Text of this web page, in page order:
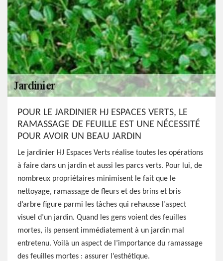
POUR LE JARDINIER HJ ESPACES VERTS, LE
RAMASSAGE DE FEUILLE EST UNE NÉCESSITÉ
POUR AVOIR UN BEAU JARDIN
Le jardinier HJ Espaces Verts réalise toutes les opérations
à faire dans un jardin et aussi les parcs verts. Pour lui, de
nombreux propriétaires minimisent le fait que le
nettoyage, ramassage de fleurs et des brins et bris
d’arbre figure parmi les tâches qui rehausse l’aspect
visuel d’un jardin. Quand les gens voient des feuilles
mortes, ils pensent immédiatement à un jardin mal
entretenu. Voilà un aspect de l’importance du ramassage
des feuilles mortes : assurer l’esthétique.